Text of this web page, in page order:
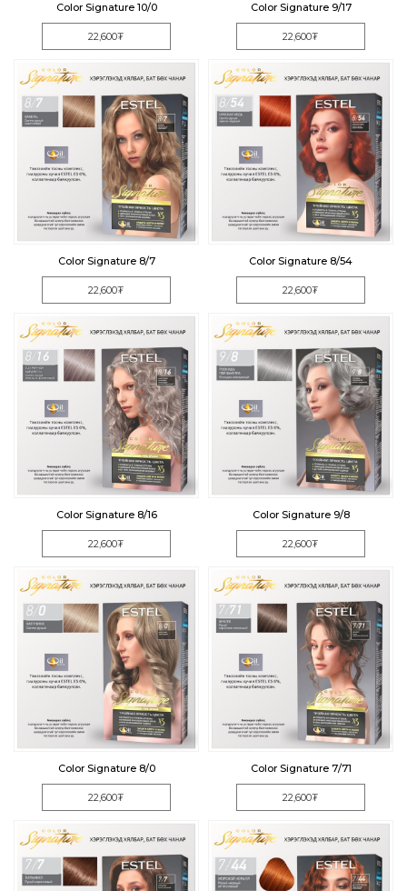
Color Signature 10/0
22,600₮
Color Signature 9/17
22,600₮
Color Signature 8/7
22,600₮
Color Signature 8/54
22,600₮
Color Signature 8/16
22,600₮
Color Signature 9/8
22,600₮
Color Signature 8/0
22,600₮
Color Signature 7/71
22,600₮